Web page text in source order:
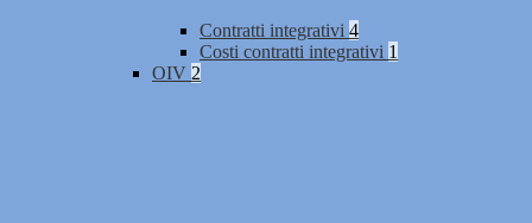
Contratti integrativi 4
Costi contratti integrativi 1
OIV 2